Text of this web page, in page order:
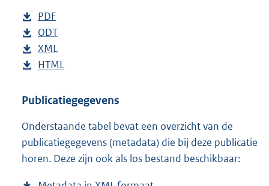
D
o
w
n
o
d
p
u
PDF
e
s
t
n
s
g
r
D
o
w
l
a
d
p
ODT
s
a
d
s
g
D
o
n
o
a
d
XML
e
t
n
d
s
D
w
l
o
a
HTML
s
a
n
d
Publicatiegegevens
Onderstaande tabel bevat een overzicht van de
publicatiegegevens (metadata) die bij deze publicatie
horen. Deze zijn ook als los bestand beschikbaar: